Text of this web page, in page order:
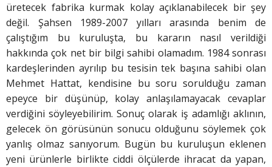
üretecek fabrika kurmak kolay açıklanabilecek bir şey
değil. Şahsen 1989-2007 yılları arasında benim de
çalıştığım bu kuruluşta, bu kararın nasıl verildiği
hakkında çok net bir bilgi sahibi olamadım. 1984 sonrası
kardeşlerinden ayrılıp bu tesisin tek başına sahibi olan
Mehmet Hattat, kendisine bu soru sorulduğu zaman
epeyce bir düşünüp, kolay anlaşılamayacak cevaplar
verdiğini söyleyebilirim. Sonuç olarak iş adamlığı aklının,
gelecek ön görüsünün sonucu olduğunu söylemek çok
yanlış olmaz sanıyorum. Bugün bu kuruluşun eklenen
yeni ürünlerle birlikte ciddi ölçülerde ihracat da yapan,